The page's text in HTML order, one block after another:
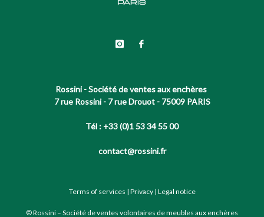
Rossini - Société de ventes aux enchères
7 rue Rossini - 7 rue Drouot - 75009 PARIS
Tél : +33 (0)1 53 34 55 00
contact@rossini.fr
Terms of services | Privacy| Legal notice
© Rossini – Société de ventes volontaires de meubles aux enchères